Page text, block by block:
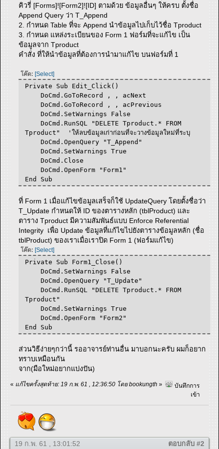
คิวรี่ [Forms]![Form2]![ID] ตามด้วย ข้อมูลอื่นๆ ให้ครบ ตั้งชื่อ
Append Query ว่า T_Append
2. กำหนด Table ที่จะ Append นำข้อมูลไปเก็บไว้ชื่อ Tproduct
3. กำหนด แหล่งระเบียนของ Form 1 ฟอร์มที่จะแก้ไข เป็น
ข้อมูลจาก Tproduct
คำสั่ง ที่ให้นำข้อมูลที่ต้องการนำมาแก้ไข บนฟอร์มที่ 1
โค๊ด: [Select]
Private Sub Edit_Click()
DoCmd.GoToRecord , , acNext
DoCmd.GoToRecord , , acPrevious
DoCmd.SetWarnings False
DoCmd.RunSQL "DELETE Tproduct.* FROM
Tproduct" 'ให้ลบข้อมูลเก่าก่อนที่จะวางข้อมูลใหม่ที่ระบุ
DoCmd.OpenQuery "T_Append"
DoCmd.SetWarnings True
DoCmd.Close
DoCmd.OpenForm "Form1"
End Sub
ที่ Form 1 เมื่อแก้ไขข้อมูลเสร็จก็ใช้ UpdateQuery โดยตั้งชื่อว่า
T_Update กำหนดให้ ID ของตารางหลัก (tblProduct) และ
ตาราง Tproduct มีความสัมพันธ์แบบ Enforce Referential
Integrity เพื่อ Update ข้อมูลที่แก้ไขไปยังตารางข้อมูลหลัก (ชื่อ
tblProduct) ของเราเมื่อเราปิด Form 1 (ฟอร์มแก้ไข)
โค๊ด: [Select]
Private Sub Form1_Close()
DoCmd.SetWarnings False
DoCmd.OpenQuery "T_Update"
DoCmd.RunSQL "DELETE Tproduct.* FROM
Tproduct"
DoCmd.SetWarnings True
DoCmd.OpenForm "Form2"
End Sub
ส่วนวิธีง่ายๆกว่านี้ รออาจารย์ท่านอื่น มาบอกนะครับ ผมก็อยาก
ทราบเหมือนกัน
จาก(มือใหม่อยากแบ่งปัน)
« แก้ไขครั้งสุดท้าย: 19 ก.พ. 61 , 12:36:50 โดย bookungth »
บันทึกการ
เข้า
19 ก.พ. 61 , 13:01:52 ตอบกลับ #2